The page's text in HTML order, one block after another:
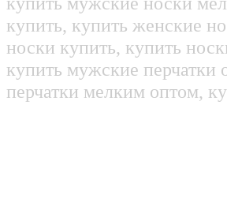
купить, купить женские
носки купить, купить
купить мужские перчатки
перчатки мелким оптом,